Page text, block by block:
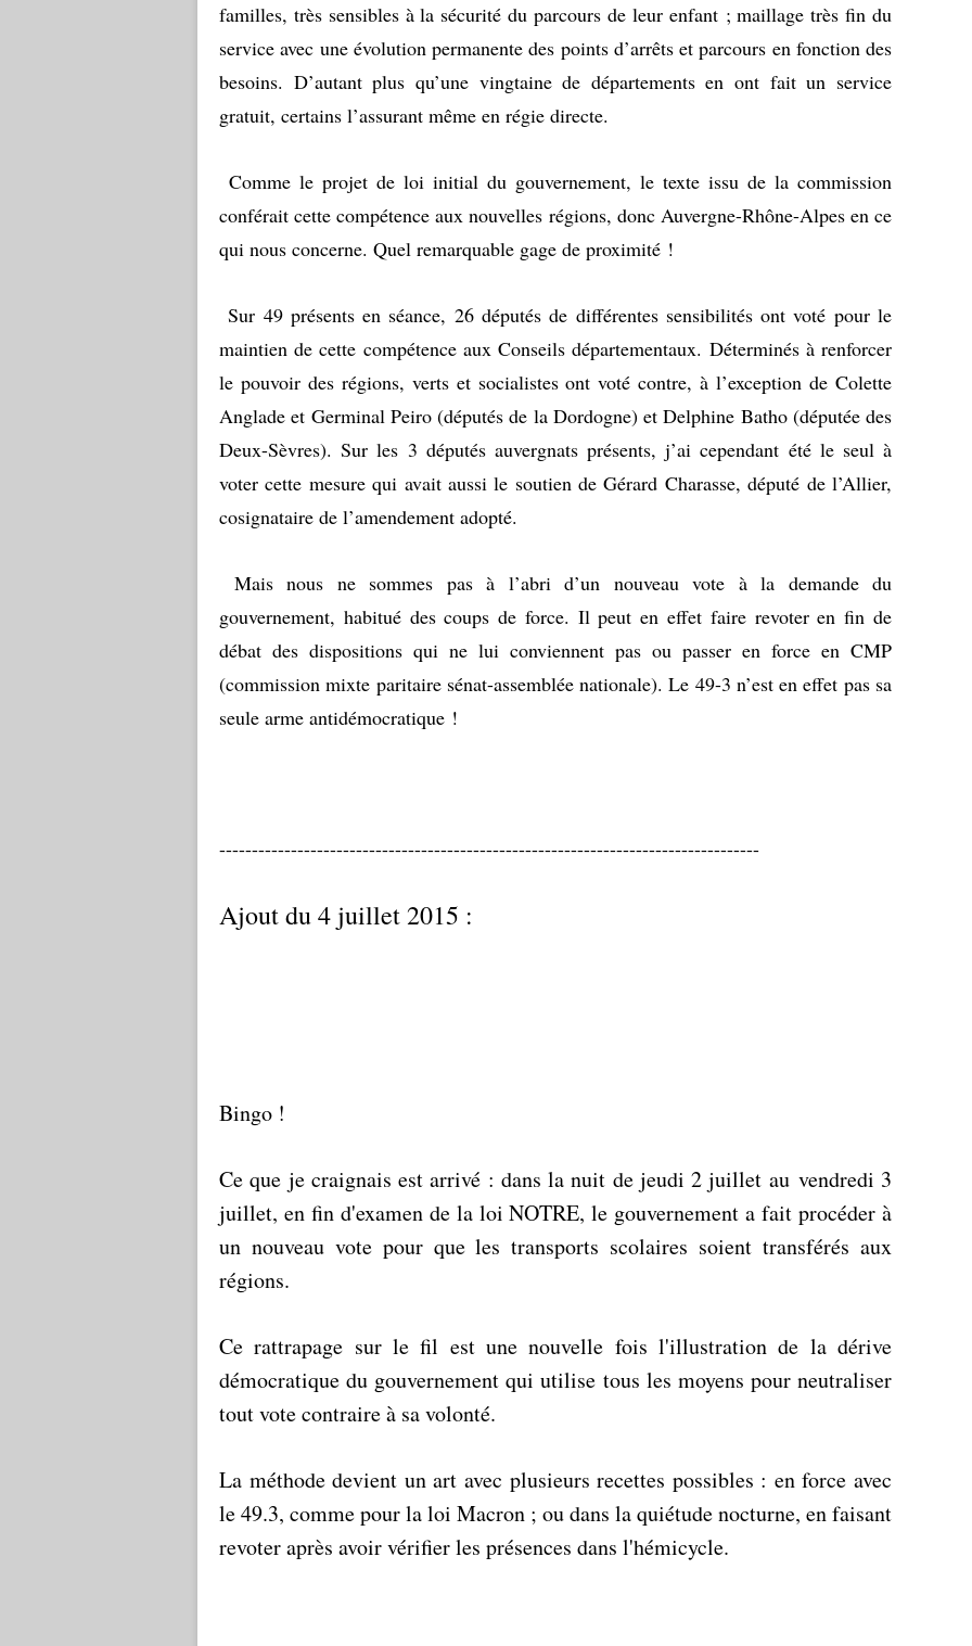
familles, très sensibles à la sécurité du parcours de leur enfant ; maillage très fin du
service avec une évolution permanente des points d’arrêts et parcours en fonction des
besoins. D’autant plus qu’une vingtaine de départements en ont fait un service
gratuit, certains l’assurant même en régie directe.
Comme le projet de loi initial du gouvernement, le texte issu de la commission
conférait cette compétence aux nouvelles régions, donc Auvergne-Rhône-Alpes en ce
qui nous concerne. Quel remarquable gage de proximité !
Sur 49 présents en séance, 26 députés de différentes sensibilités ont voté pour le
maintien de cette compétence aux Conseils départementaux. Déterminés à renforcer
le pouvoir des régions, verts et socialistes ont voté contre, à l’exception de Colette
Anglade et Germinal Peiro (députés de la Dordogne) et Delphine Batho (députée des
Deux-Sèvres). Sur les 3 députés auvergnats présents, j’ai cependant été le seul à
voter cette mesure qui avait aussi le soutien de Gérard Charasse, député de l’Allier,
cosignataire de l’amendement adopté.
Mais nous ne sommes pas à l’abri d’un nouveau vote à la demande du
gouvernement, habitué des coups de force. Il peut en effet faire revoter en fin de
débat des dispositions qui ne lui conviennent pas ou passer en force en CMP
(commission mixte paritaire sénat-assemblée nationale). Le 49-3 n’est en effet pas sa
seule arme antidémocratique !
-----------------------------------------------------------------------------------
Ajout du 4 juillet 2015 :
Bingo !
Ce que je craignais est arrivé : dans la nuit de jeudi 2 juillet au vendredi 3
juillet, en fin d'examen de la loi NOTRE, le gouvernement a fait procéder à
un nouveau vote pour que les transports scolaires soient transférés aux
régions.
Ce rattrapage sur le fil est une nouvelle fois l'illustration de la dérive
démocratique du gouvernement qui utilise tous les moyens pour neutraliser
tout vote contraire à sa volonté.
La méthode devient un art avec plusieurs recettes possibles : en force avec
le 49.3, comme pour la loi Macron ; ou dans la quiétude nocturne, en faisant
revoter après avoir vérifier les présences dans l'hémicycle.